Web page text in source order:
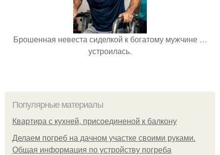
Брошенная невеста сиделкой к богатому мужчине …
устроилась.
Популярные материалы
Квартира с кухней, присоединеной к балкону
Делаем погреб на дачном участке своими руками.
Общая информация по устройству погреба